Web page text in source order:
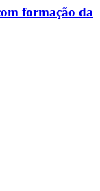
formação da